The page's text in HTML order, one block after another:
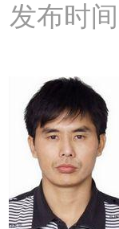
发布时